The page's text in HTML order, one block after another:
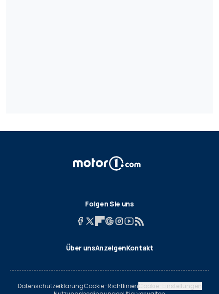
Folgen Sie uns
Über unsAnzeigenKontakt
DatenschutzerklärungCookie-RichtlinienCookie-Einstellungen